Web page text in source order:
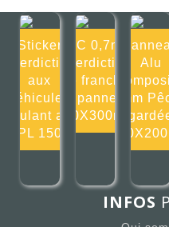
Sticker
Interdiction
aux
véhicules
roulant au
GPL 150X
PVC 0,7mm
Interdiction
de franchir
ce panneau
300X300mm
Alu
2mm
INFOS